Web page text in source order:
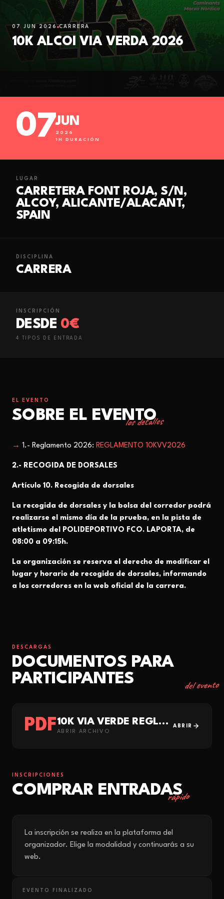
07 JUN 2026 CARRERA
10K ALCOI VIA VERDA 2026
07JUN
2026
1H DURACIÓN
LUGAR
CARRETERA FONT ROJA, S/N,
ALCOY, ALICANTE/ALACANT,
SPAIN
DISCIPLINA
CARRERA
INSCRIPCIÓN
DESDE 0€
4 TIPO S DE ENTRADA
EL EVENTO
SOBRE EL EVENTO
los detalles
1.- Reglamento 2026: REGLAMENTO 10KVV2026
2.- RECOGIDA DE DORSALES
Artículo 10. Recogida de dorsales
La recogida de dorsales y la bolsa del corredor podrá
realizarse el mismo día de la prueba, en la pista de
atletismo del POLIDEPORTIVO FCO. LAPORTA, de
08:00 a 09:15h.
La organización se reserva el derecho de modificar el
lugar y horario de recogida de dorsales, informando
a los corredores en la web oficial de la carrera.
DESCARGAS
DOCUMENTOS PARA
PARTICIPANTES
del evento
PDF 10K VIA VERDE REGLAMENTO 2026
ABRIR ARCHIVO
ABRIR
INSCRIPCIONES
COMPRAR ENTRADAS
rápido
La inscripción se realiza en la plataforma del
organizador. Elige la modalidad y continuarás a su
web.
EVENTO FINALIZADO